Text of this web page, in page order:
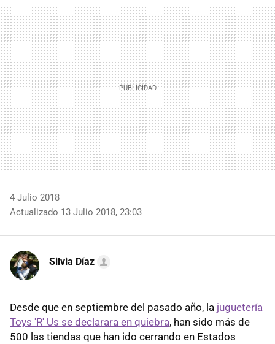
MAIL
4 Julio 2018
Actualizado 13 Julio 2018, 23:03
Silvia Díaz
Desde que en septiembre del pasado año, la juguetería
Toys 'R' Us se declarara en quiebra, han sido más de
500 las tiendas que han ido cerrando en Estados